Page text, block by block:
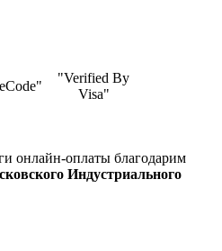
"Verified By
Visa"
онлайн-оплаты благодарим
Индустриального